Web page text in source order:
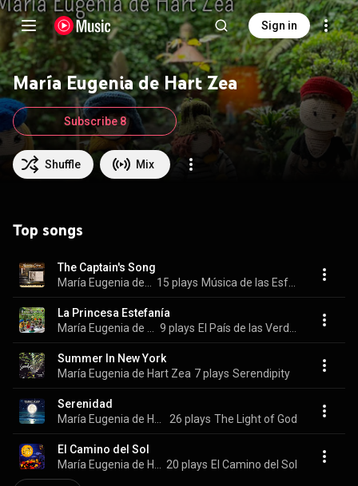
Sign in
María Eugenia de Hart Zea
Shuffle Mix
Subscribe 8
Top songs
The Captain's Song
15 plays
La Princesa Estefanía
9 plays
Summer In New York
María Eugenia de Hart Zea 7 plays Serendipity
Serenidad
26 plays The Light of God
El Camino del Sol
20 plays El Camino del Sol